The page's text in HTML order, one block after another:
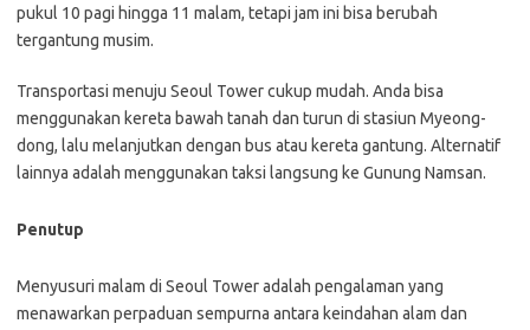
pukul 10 pagi hingga 11 malam, tetapi jam ini bisa berubah
tergantung musim.
Transportasi menuju Seoul Tower cukup mudah. Anda bisa
menggunakan kereta bawah tanah dan turun di stasiun Myeong-
dong, lalu melanjutkan dengan bus atau kereta gantung. Alternatif
lainnya adalah menggunakan taksi langsung ke Gunung Namsan.
Penutup
Menyusuri malam di Seoul Tower adalah pengalaman yang
menawarkan perpaduan sempurna antara keindahan alam dan